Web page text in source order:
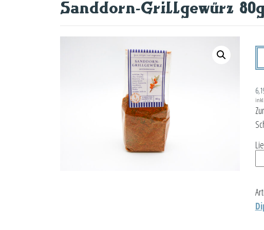
Sanddorn-Grillgewürz